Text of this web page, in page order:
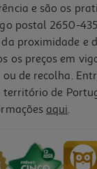
Btf4014 3 Em 1
e são os
postal 2650-
proximidade e
os preços em
de recolha.
território de
aqui.